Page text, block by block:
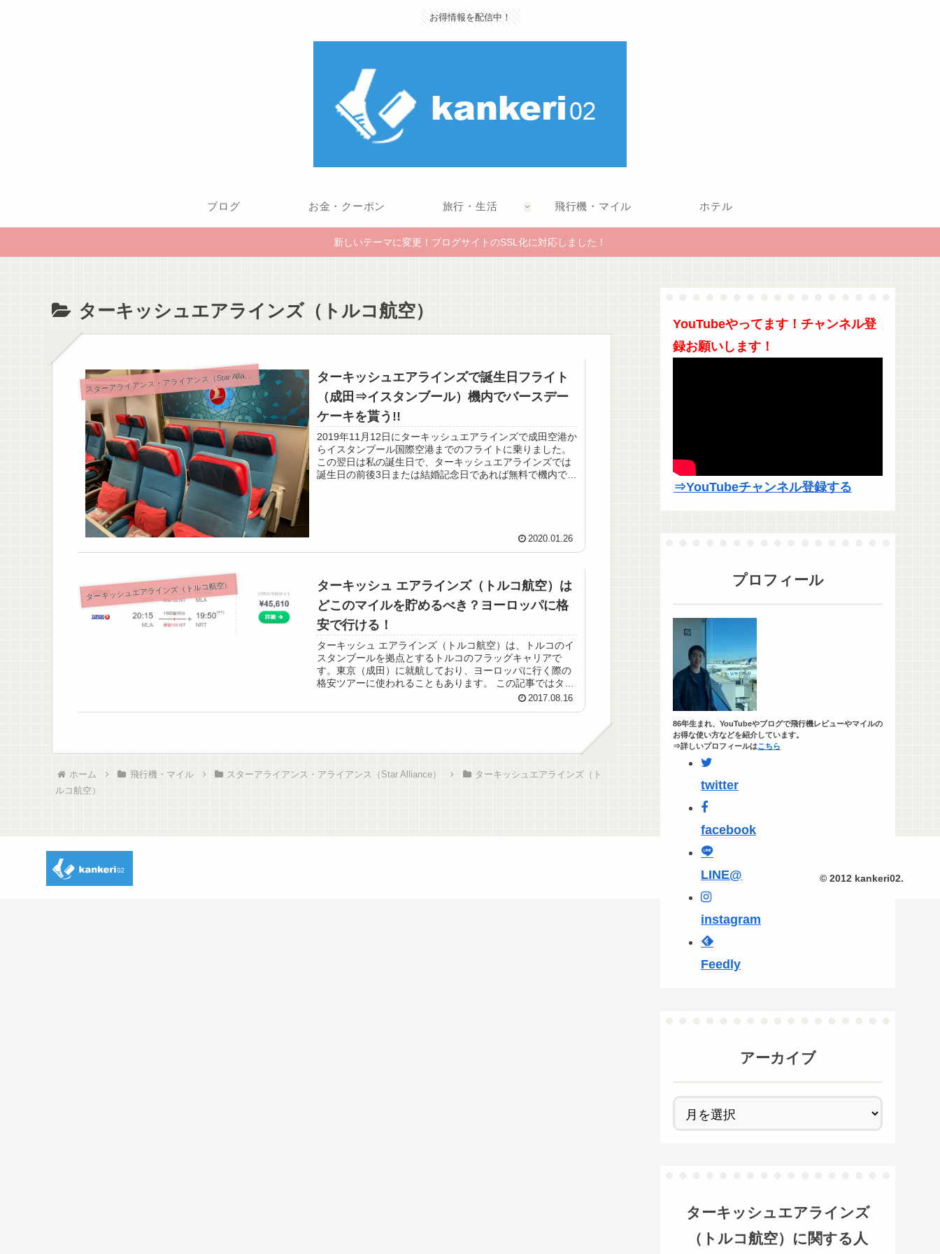
お得情報を配信中！
ブログ お金・クーポン 旅行・生活 飛行機・マイル ホテル
新しいテーマに変更！ブログサイトのSSL化に対応しました！
ターキッシュエアラインズ（トルコ航空）
ス
ターキッシュエアラインズで誕生日フライト
（成田⇒イスタンブール）機内でバースデー
ケーキを貰う!!
2019年11月12日にターキッシュエアラインズで成田空港か
らイスタンブール国際空港までのフライトに乗りました。
この翌日は私の誕生日で、ターキッシュエアラインズでは
誕生日の前後3日または結婚記念日であれば無料で機内で祝
2020.01.26
ターキッシュエアラインズ（トルコ航空）
ターキッシュ エアラインズ（トルコ航空）は
どこのマイルを貯めるべき？ヨーロッパに格
安で行ける！
ターキッシュ エアラインズ（トルコ航空）は、トルコのイ
スタンブールを拠点とするトルコのフラッグキャリアで
す。東京（成田）に就航しており、ヨーロッパに行く際の
格安ツアーに使われることもあります。 この記事ではター
2017.08.16
ホーム 飛行機・マイル スターアライアンス・アライアンス（Star Alliance）
ターキッシュエアラインズ（ト
ルコ航空）
YouTubeやってます！チャンネル登
録お願いします！
⇒YouTubeチャンネル登録する
プロフィール
86年生まれ、YouTubeやブログで飛行機レビューやマイルの
お得な使い方などを紹介しています。
⇒詳しいプロフィールはこちら
twitter
facebook
LINE@
instagram
Feedly
アーカイブ
ターキッシュエアラインズ
（トルコ航空） に関する人
© 2012 kankeri02.